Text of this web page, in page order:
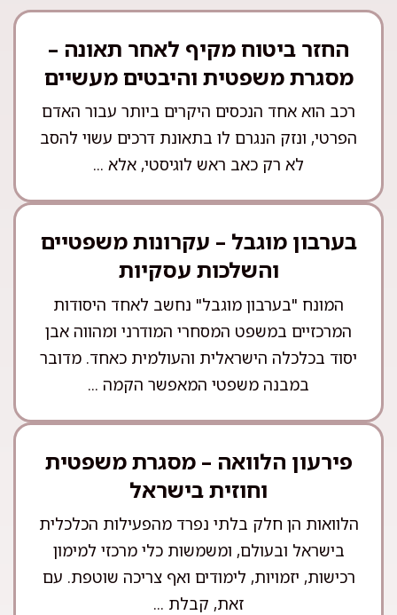
החזר ביטוח מקיף לאחר תאונה –
מסגרת משפטית והיבטים מעשיים
רכב הוא אחד הנכסים היקרים ביותר עבור האדם
הפרטי, ונזק הנגרם לו בתאונת דרכים עשוי להסב
לא רק כאב ראש לוגיסטי, אלא ...
בערבון מוגבל – עקרונות משפטיים
והשלכות עסקיות
המונח "בערבון מוגבל" נחשב לאחד היסודות
המרכזיים במשפט המסחרי המודרני ומהווה אבן
יסוד בכלכלה הישראלית והעולמית כאחד. מדובר
במבנה משפטי המאפשר הקמה ...
פירעון הלוואה – מסגרת משפטית
וחוזית בישראל
הלוואות הן חלק בלתי נפרד מהפעילות הכלכלית
בישראל ובעולם, ומשמשות כלי מרכזי למימון
רכישות, יזמויות, לימודים ואף צריכה שוטפת. עם
זאת, קבלת ...